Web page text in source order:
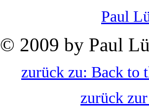
Paul
© 2009 by Paul
zurück zu: Back to
zurück